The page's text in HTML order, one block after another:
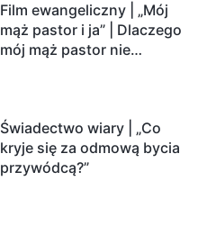
Film ewangeliczny | „Mój
mąż pastor i ja” | Dlaczego
mój mąż pastor nie
Świadectwo wiary | „Co
kryje się za odmową bycia
przywódcą?”